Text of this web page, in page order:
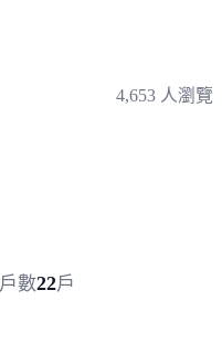
4,653 人瀏覽
戶數22戶